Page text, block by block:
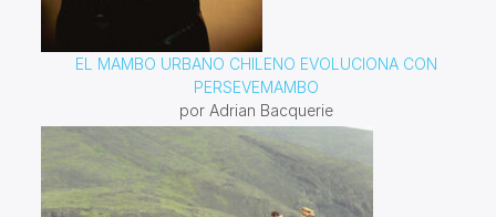
EL MAMBO URBANO CHILENO EVOLUCIONA CON
PERSEVEMAMBO
por Adrian Bacquerie